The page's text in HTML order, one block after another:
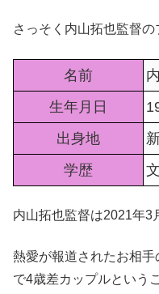
さっそく内山拓也監督の
名前
生年月日
出身地
学歴
内山拓也監督は2021年3
熱愛が報道されたお相
で4歳差カップルという